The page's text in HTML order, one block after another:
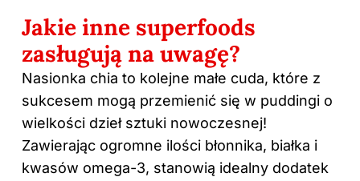
Jakie inne superfoods
zasługują na uwagę?
Nasionka chia to kolejne małe cuda, które z
sukcesem mogą przemienić się w puddingi o
wielkości dzieł sztuki nowoczesnej!
Zawierając ogromne ilości błonnika, białka i
kwasów omega-3, stanowią idealny dodatek